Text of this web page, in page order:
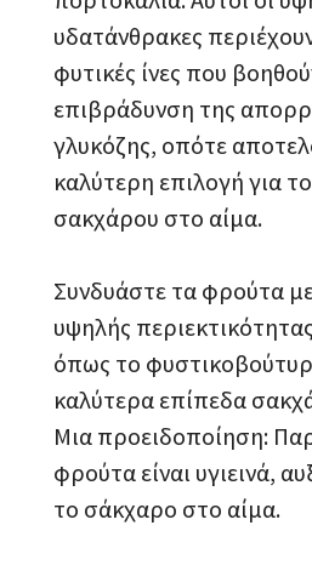
υδατάνθρακες
φυτικές ίνες που
επιβράδυνση της
γλυκόζης, οπότε
καλύτερη επιλογή για
σακχάρου στο αίμα.
Συνδυάστε τα φρούτα
υψηλής
όπως το
καλύτερα επίπεδα
Μια προειδοποίηση:
φρούτα είναι υγιεινά,
το σάκχαρο στο αίμα.